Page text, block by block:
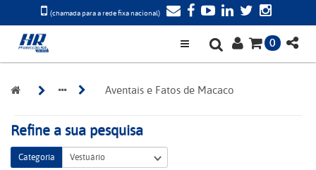
(chamada para a rede fixa nacional)
0
Aventais e Fatos de Macaco
Refine a sua pesquisa
Categoria